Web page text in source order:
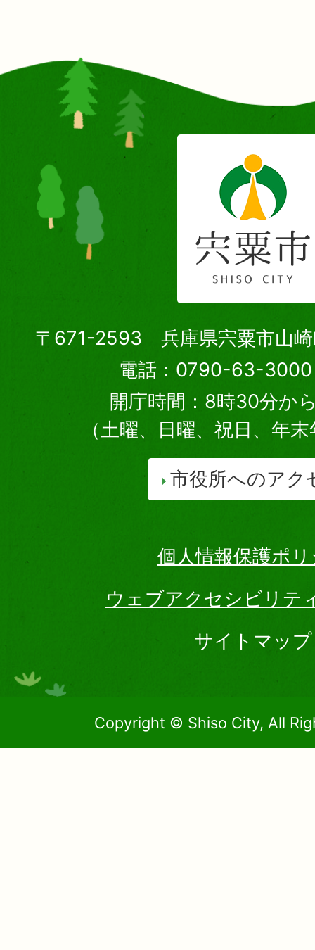
〒671-2593 兵庫県宍粟市山崎
電話：0790-63-3000
開庁時間：8時30分か
（土曜、日曜、祝日、年
市役所へのアク
個人情報保護ポ
ウェブアクセシビリテ
サイトマップ
Copyright © Shiso City, All